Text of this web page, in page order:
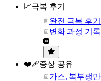
📈극복 후기
완전 극복 후기
변화 과정 기록
❤️‍🩹증상 공유
가스, 복부팽만